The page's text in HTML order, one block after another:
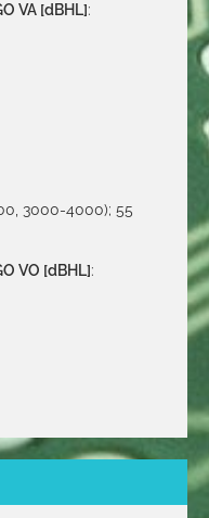
VA [dBHL]:
3000-4000); 55
VO [dBHL]: